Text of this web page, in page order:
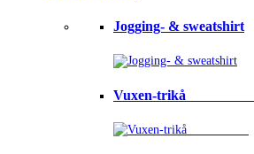
Jogging- & sweatshirt
Vuxen-trikå⠀⠀⠀⠀⠀⠀⠀